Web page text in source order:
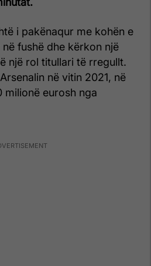
i pakënaqur me kohën e
fushë dhe kërkon një
një rol titullari të rregullt.
në vitin 2021, në
milionë eurosh nga